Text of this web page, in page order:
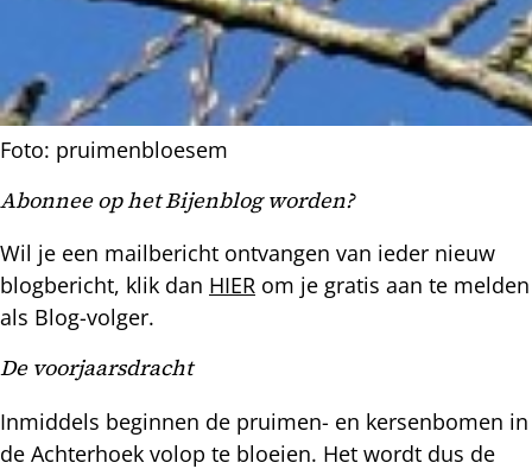
Foto: pruimenbloesem
Abonnee op het Bijenblog worden?
Wil je een mailbericht ontvangen van ieder nieuw
blogbericht, klik dan HIER om je gratis aan te melden
als Blog-volger.
De voorjaarsdracht
Inmiddels beginnen de pruimen- en kersenbomen in
de Achterhoek volop te bloeien. Het wordt dus de